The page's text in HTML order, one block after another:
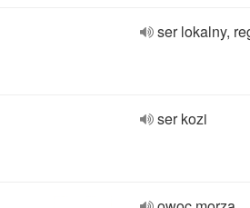
ser lokalny,
ser kozi